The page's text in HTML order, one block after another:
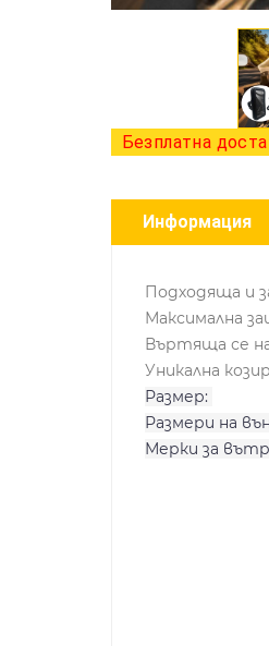
Безплатна
Информация
Подходяща и
Максимална
Въртяща се на
Уникална
Размер:
Размери на
Мерки за